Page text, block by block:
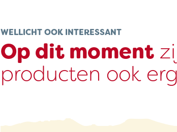
WELLICHT OOK INTERESSANT
Op dit moment
producten ook